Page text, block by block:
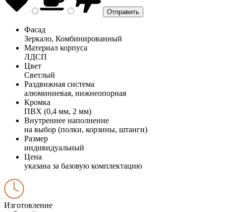
Фасад
Зеркало, Комбинированный
Материал корпуса
ЛДСП
Цвет
Светлый
Раздвижная система
алюминиевая, нижнеопорная
Кромка
ПВХ (0,4 мм, 2 мм)
Внутреннее наполнение
на выбор (полки, корзины, штанги)
Размер
индивидуальный
Цена
указана за базовую комплектацию
Изготовление